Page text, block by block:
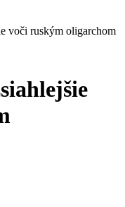
voči ruským oligarchom